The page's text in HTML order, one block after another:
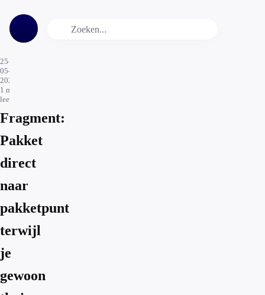
25-
05-
2026
1 min.
leestijd
Fragment:
Pakket
direct
naar
pakketpunt
terwijl
je
gewoon